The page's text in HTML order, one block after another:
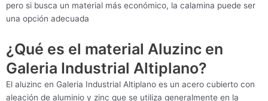
pero si busca un material más económico, la calamina puede ser
una opción adecuada
¿Qué es el material Aluzinc en
Galeria Industrial Altiplano?
El aluzinc en Galeria Industrial Altiplano es un acero cubierto con
aleación de aluminio y zinc que se utiliza generalmente en la